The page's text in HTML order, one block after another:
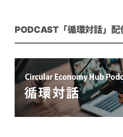
PODCAST「循環対話」配